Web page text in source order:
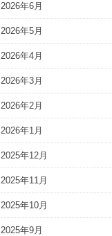
2026年6月
2026年5月
2026年4月
2026年3月
2026年2月
2026年1月
2025年12月
2025年11月
2025年10月
2025年9月